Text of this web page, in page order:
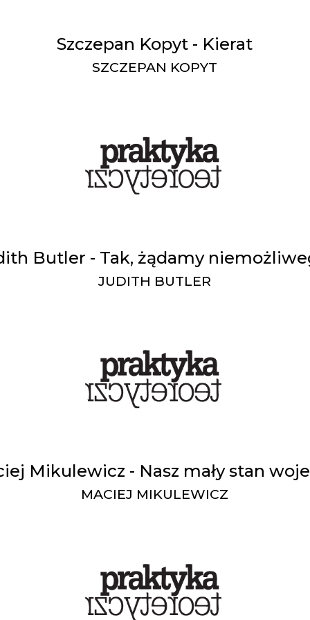
Szczepan Kopyt - Kierat
SZCZEPAN KOPYT
Butler - Tak, żądamy
JUDITH BUTLER
Mikulewicz - Nasz mały stan
MACIEJ MIKULEWICZ